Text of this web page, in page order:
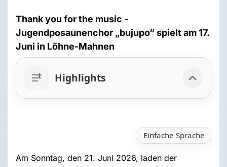
Thank you for the music -
Jugendposaunenchor „bujupo“ spielt am 17.
Juni in Löhne-Mahnen
Highlights
Einfache Sprache
Am Sonntag, den 21. Juni 2026, laden der